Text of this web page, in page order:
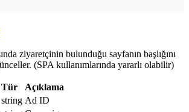
ziyaretçinin bulunduğu sayfanın başlığını
(SPA kullanımlarında yararlı olabilir)
Tür
Açıklama
string Ad ID